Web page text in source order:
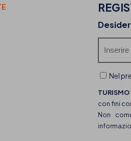
Scopri i food truck di THB
Nel
TURISMO
con fini
Non